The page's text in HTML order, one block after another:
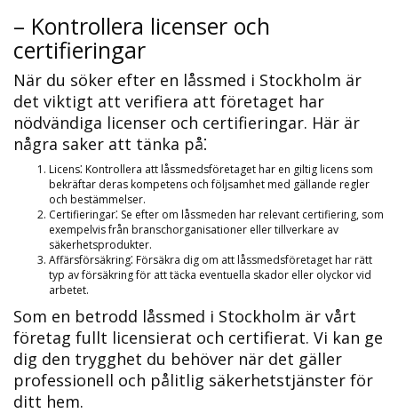
– Kontrollera licenser och
certifieringar
När du söker efter en låssmed i Stockholm är
det viktigt att verifiera att företaget har
nödvändiga licenser och certifieringar.​ Här är
några saker att tänka på⁚
Licens⁚ Kontrollera att låssmedsföretaget har en giltig licens som
bekräftar deras kompetens och följsamhet med gällande regler
och bestämmelser.​
Certifieringar⁚ Se efter om låssmeden har relevant certifiering, som
exempelvis från branschorganisationer eller tillverkare av
säkerhetsprodukter.​
Affärsförsäkring⁚ Försäkra dig om att låssmedsföretaget har rätt
typ av försäkring för att täcka eventuella skador eller olyckor vid
arbetet.
Som en betrodd låssmed i Stockholm är vårt
företag fullt licensierat och certifierat.​ Vi kan ge
dig den trygghet du behöver när det gäller
professionell och pålitlig säkerhetstjänster för
ditt hem.​